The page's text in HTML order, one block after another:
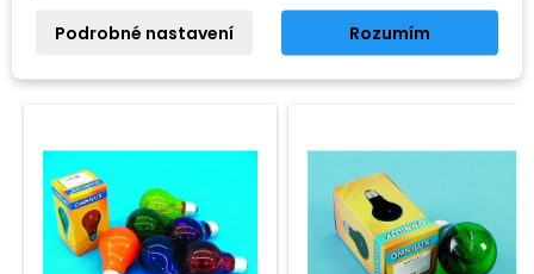
16 DALŠÍCH PRODUKTŮ VE STEJNÉ KATEGORII: <
Podrobné nastavení Rozumím